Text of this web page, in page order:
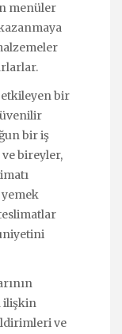
menüler
bir
bir iş
bireyler,
ilişkin
ve